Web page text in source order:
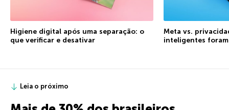
Higiene digital após uma separação: o
que verificar e desativar
Meta vs.
inteligentes
Leia o próximo